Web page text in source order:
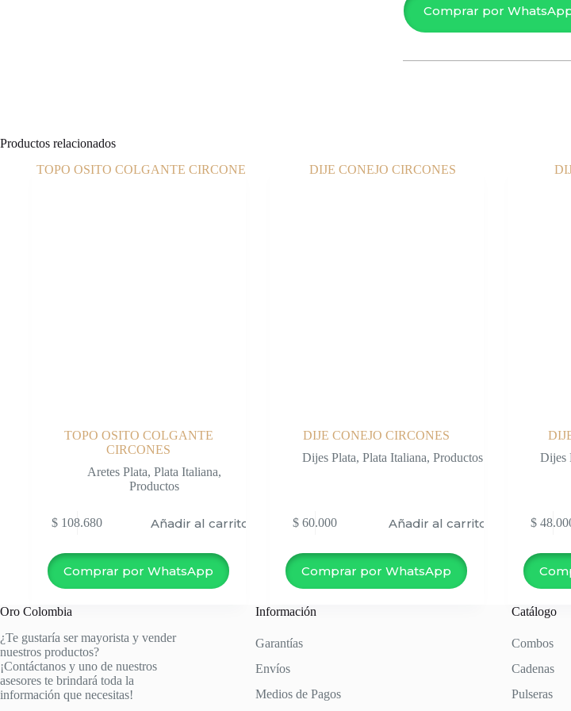
OLIVA
14MM
cantidad
Comprar por
Productos relacionados
TOPO OSITO COLGANTE
CIRCONES
Aretes Plata,Plata Italiana,
Productos
$ 108.680 Añadir al carrito
Comprar por WhatsApp
DIJE CONEJO CIRCONES
Dijes Plata, Plata Italiana, Productos
$ 60.000 Añadir al carrito
Comprar por WhatsApp
Dijes
$
Oro Colombia
¿Te gustaría ser mayorista y vender
nuestros productos?
¡Contáctanos y uno de nuestros
asesores te brindará toda la
información que necesitas!
Información
Garantías
Envíos
Medios de Pagos
Catálogo
Combos
Cadenas
Pulseras